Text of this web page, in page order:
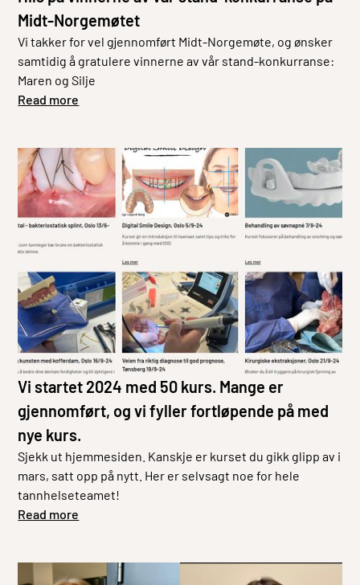
Midt-Norgemøtet
Vi takker for vel gjennomført Midt-Norgemøte, og ønsker
samtidig å gratulere vinnerne av vår stand-konkurranse:
Maren og Silje
Read more
Vi startet 2024 med 50 kurs. Mange er
gjennomført, og vi fyller fortløpende på med
nye kurs.
Sjekk ut hjemmesiden. Kanskje er kurset du gikk glipp av i
mars, satt opp på nytt. Her er selvsagt noe for hele
tannhelseteamet!
Read more